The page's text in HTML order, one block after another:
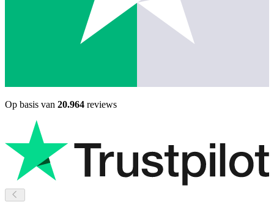
Op basis van 20.964 reviews